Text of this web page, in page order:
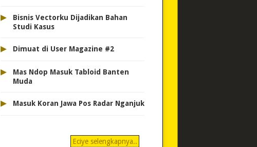
▸
Bisnis Vectorku Dijadikan Bahan
Studi Kasus
▸ Dimuat di User Magazine #2
▸
Mas Ndop Masuk Tabloid Banten
Muda
▸ Masuk Koran Jawa Pos Radar Nganjuk
Eciye selengkapnya..